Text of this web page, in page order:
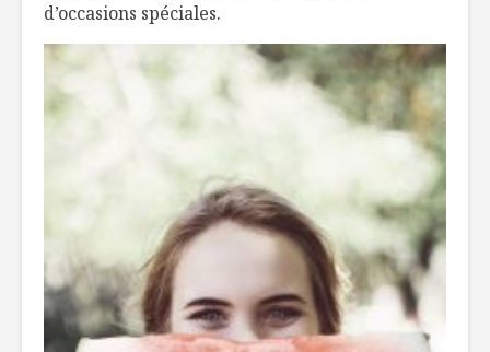
d’occasions spéciales.